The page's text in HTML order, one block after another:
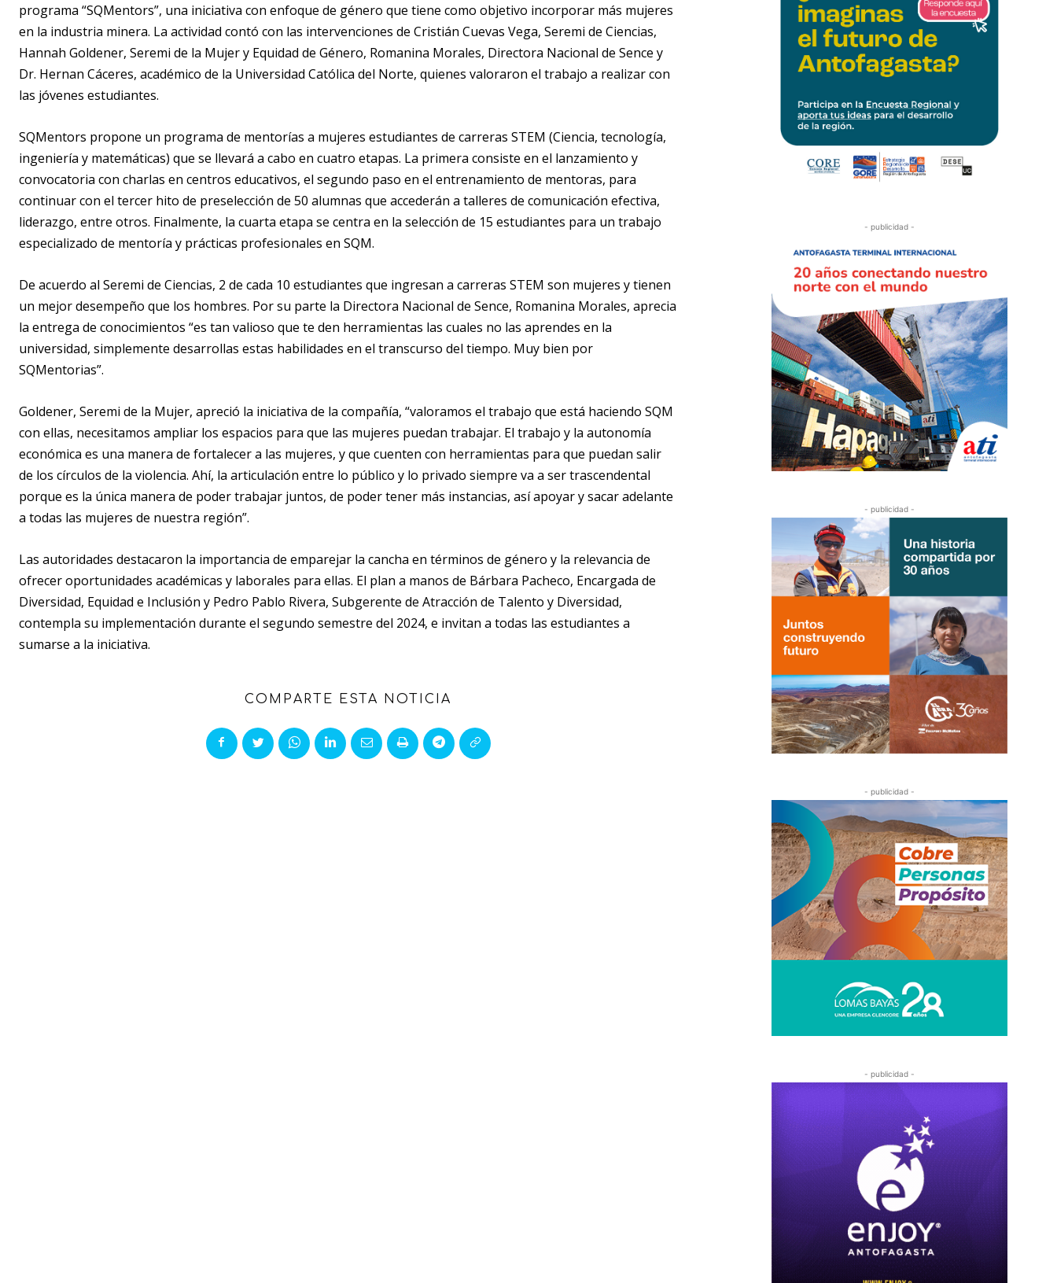
programa “SQMentors”, una iniciativa con enfoque de género que tiene como objetivo incorporar más mujeres
en la industria minera. La actividad contó con las intervenciones de Cristián Cuevas Vega, Seremi de Ciencias,
Hannah Goldener, Seremi de la Mujer y Equidad de Género, Romanina Morales, Directora Nacional de Sence y
Dr. Hernan Cáceres, académico de la Universidad Católica del Norte, quienes valoraron el trabajo a realizar con
las jóvenes estudiantes.
SQMentors propone un programa de mentorías a mujeres estudiantes de carreras STEM (Ciencia, tecnología,
ingeniería y matemáticas) que se llevará a cabo en cuatro etapas. La primera consiste en el lanzamiento y
convocatoria con charlas en centros educativos, el segundo paso en el entrenamiento de mentoras, para
continuar con el tercer hito de preselección de 50 alumnas que accederán a talleres de comunicación efectiva,
liderazgo, entre otros. Finalmente, la cuarta etapa se centra en la selección de 15 estudiantes para un trabajo
especializado de mentoría y prácticas profesionales en SQM.
De acuerdo al Seremi de Ciencias, 2 de cada 10 estudiantes que ingresan a carreras STEM son mujeres y tienen
un mejor desempeño que los hombres. Por su parte la Directora Nacional de Sence, Romanina Morales, aprecia
la entrega de conocimientos “es tan valioso que te den herramientas las cuales no las aprendes en la
universidad, simplemente desarrollas estas habilidades en el transcurso del tiempo. Muy bien por
SQMentorias”.
Goldener, Seremi de la Mujer, apreció la iniciativa de la compañía, “valoramos el trabajo que está haciendo SQM
con ellas, necesitamos ampliar los espacios para que las mujeres puedan trabajar. El trabajo y la autonomía
económica es una manera de fortalecer a las mujeres, y que cuenten con herramientas para que puedan salir
de los círculos de la violencia. Ahí, la articulación entre lo público y lo privado siempre va a ser trascendental
porque es la única manera de poder trabajar juntos, de poder tener más instancias, así apoyar y sacar adelante
a todas las mujeres de nuestra región”.
Las autoridades destacaron la importancia de emparejar la cancha en términos de género y la relevancia de
ofrecer oportunidades académicas y laborales para ellas. El plan a manos de Bárbara Pacheco, Encargada de
Diversidad, Equidad e Inclusión y Pedro Pablo Rivera, Subgerente de Atracción de Talento y Diversidad,
contempla su implementación durante el segundo semestre del 2024, e invitan a todas las estudiantes a
sumarse a la iniciativa.
COMPARTE ESTA NOTICIA
- publicidad -
- publicidad -
- publicidad -
- publicidad -